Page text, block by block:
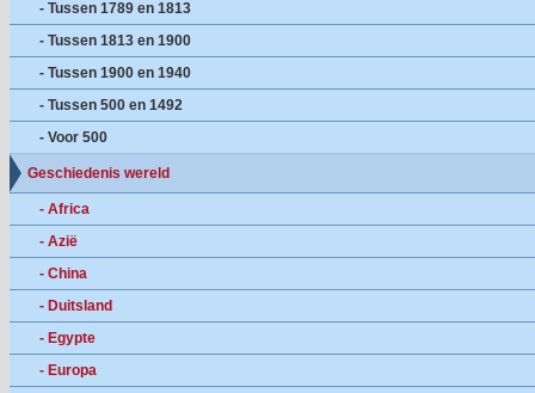
- Tussen 1789 en 1813
- Tussen 1813 en 1900
- Tussen 1900 en 1940
- Tussen 500 en 1492
- Voor 500
Geschiedenis wereld
- Africa
- Azië
- China
- Duitsland
- Egypte
- Europa